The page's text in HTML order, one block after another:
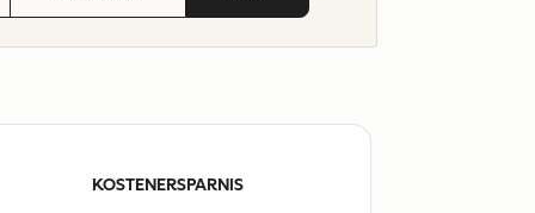
KOSTENERSPARNIS